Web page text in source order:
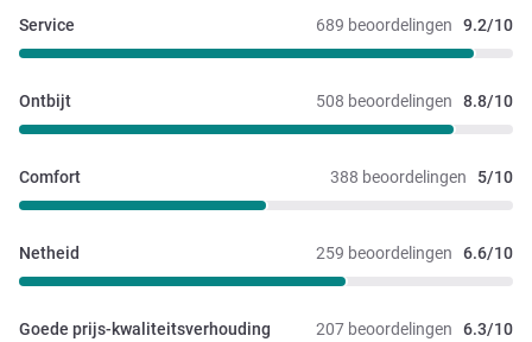
689 beoordelingen 9.2/10
Service
508 beoordelingen 8.8/10
Ontbijt
388 beoordelingen 5/10
Comfort
259 beoordelingen 6.6/10
Netheid
207 beoordelingen 6.3/10
Goede prijs-kwaliteitsverhouding